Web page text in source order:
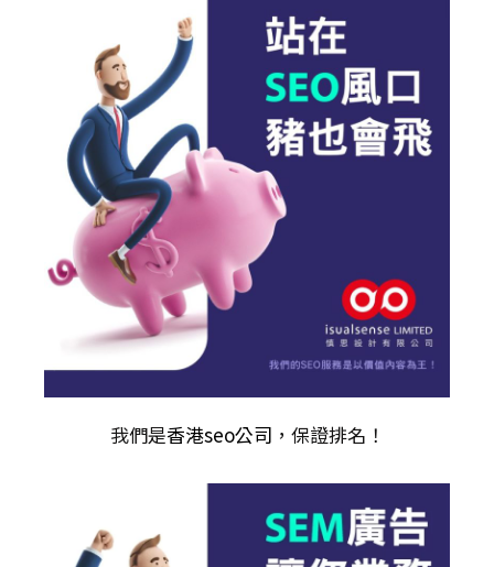
我們是香港seo公司 ，保證排名！